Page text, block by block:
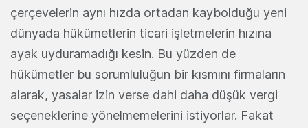
çerçevelerin aynı hızda ortadan kaybolduğu yeni
dünyada hükümetlerin ticari işletmelerin hızına
ayak uyduramadığı kesin. Bu yüzden de
hükümetler bu sorumluluğun bir kısmını firmaların
alarak, yasalar izin verse dahi daha düşük vergi
seçeneklerine yönelmemelerini istiyorlar. Fakat